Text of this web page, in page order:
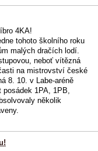
4KA!
tohoto školního roku
malých dračích lodí.
neboť vítězná
na mistrovství české
8. 10. v Labe-aréně
1PA, 1PB,
několik